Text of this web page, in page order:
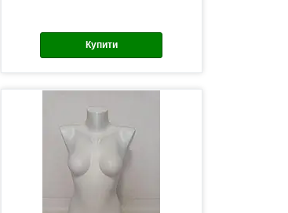
Купити